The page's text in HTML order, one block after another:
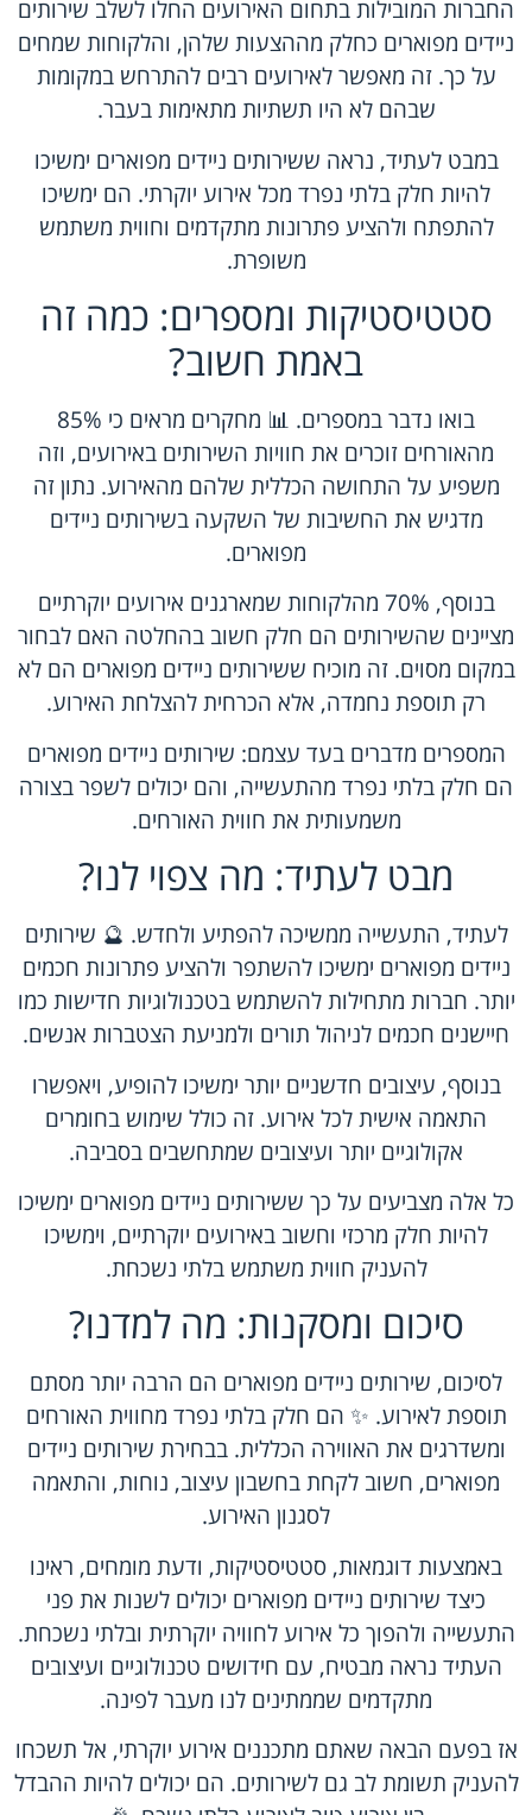
החברות המובילות בתחום האירועים החלו לשלב שירותים
ניידים מפוארים כחלק מההצעות שלהן, והלקוחות שמחים
על כך. זה מאפשר לאירועים רבים להתרחש במקומות
שבהם לא היו תשתיות מתאימות בעבר.
במבט לעתיד, נראה ששירותים ניידים מפוארים ימשיכו
להיות חלק בלתי נפרד מכל אירוע יוקרתי. הם ימשיכו
להתפתח ולהציע פתרונות מתקדמים וחווית משתמש
משופרת.
סטטיסטיקות ומספרים: כמה זה
באמת חשוב?
בואו נדבר במספרים. 📊 מחקרים מראים כי 85%
מהאורחים זוכרים את חוויות השירותים באירועים, וזה
משפיע על התחושה הכללית שלהם מהאירוע. נתון זה
מדגיש את החשיבות של השקעה בשירותים ניידים
מפוארים.
בנוסף, 70% מהלקוחות שמארגנים אירועים יוקרתיים
מציינים שהשירותים הם חלק חשוב בהחלטה האם לבחור
במקום מסוים. זה מוכיח ששירותים ניידים מפוארים הם לא
רק תוספת נחמדה, אלא הכרחית להצלחת האירוע.
המספרים מדברים בעד עצמם: שירותים ניידים מפוארים
הם חלק בלתי נפרד מהתעשייה, והם יכולים לשפר בצורה
משמעותית את חווית האורחים.
מבט לעתיד: מה צפוי לנו?
לעתיד, התעשייה ממשיכה להפתיע ולחדש. 🔮 שירותים
ניידים מפוארים ימשיכו להשתפר ולהציע פתרונות חכמים
יותר. חברות מתחילות להשתמש בטכנולוגיות חדישות כמו
חיישנים חכמים לניהול תורים ולמניעת הצטברות אנשים.
בנוסף, עיצובים חדשניים יותר ימשיכו להופיע, ויאפשרו
התאמה אישית לכל אירוע. זה כולל שימוש בחומרים
אקולוגיים יותר ועיצובים שמתחשבים בסביבה.
כל אלה מצביעים על כך ששירותים ניידים מפוארים ימשיכו
להיות חלק מרכזי וחשוב באירועים יוקרתיים, וימשיכו
להעניק חווית משתמש בלתי נשכחת.
סיכום ומסקנות: מה למדנו?
לסיכום, שירותים ניידים מפוארים הם הרבה יותר מסתם
תוספת לאירוע. ✨ הם חלק בלתי נפרד מחווית האורחים
ומשדרגים את האווירה הכללית. בבחירת שירותים ניידים
מפוארים, חשוב לקחת בחשבון עיצוב, נוחות, והתאמה
לסגנון האירוע.
באמצעות דוגמאות, סטטיסטיקות, ודעת מומחים, ראינו
כיצד שירותים ניידים מפוארים יכולים לשנות את פני
התעשייה ולהפוך כל אירוע לחוויה יוקרתית ובלתי נשכחת.
העתיד נראה מבטיח, עם חידושים טכנולוגיים ועיצובים
מתקדמים שממתינים לנו מעבר לפינה.
אז בפעם הבאה שאתם מתכננים אירוע יוקרתי, אל תשכחו
להעניק תשומת לב גם לשירותים. הם יכולים להיות ההבדל